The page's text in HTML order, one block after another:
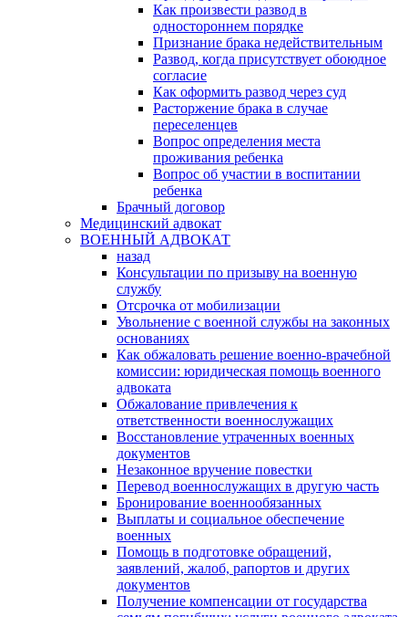
Как произвести развод в
одностороннем порядке
Признание брака недействительным
Развод, когда присутствует обоюдное
согласие
Как оформить развод через суд
Расторжение брака в случае
переселенцев
Вопрос определения места
проживания ребенка
Вопрос об участии в воспитании
ребенка
Брачный договор
Медицинский адвокат
ВОЕННЫЙ АДВОКАТ
назад
Консультации по призыву на военную
службу
Отсрочка от мобилизации
Увольнение с военной службы на законных
основаниях
Как обжаловать решение военно-врачебной
комиссии: юридическая помощь военного
адвоката
Обжалование привлечения к
ответственности военнослужащих
Восстановление утраченных военных
документов
Незаконное вручение повестки
Перевод военнослужащих в другую часть
Бронирование военнообязанных
Выплаты и социальное обеспечение
военных
Помощь в подготовке обращений,
заявлений, жалоб, рапортов и других
документов
Получение компенсации от государства